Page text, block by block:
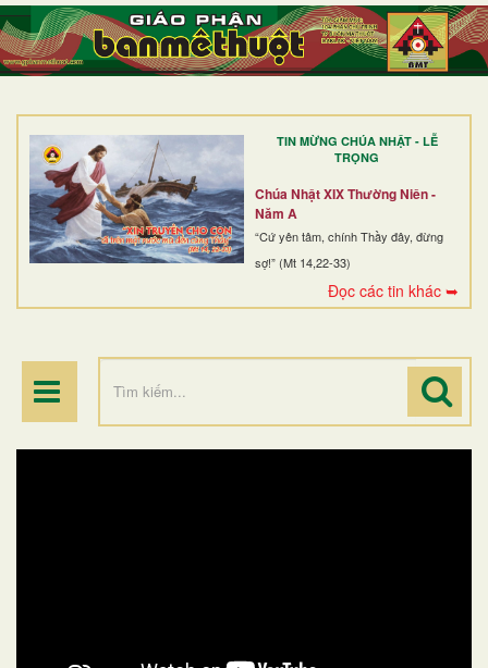
TIN MỪNG CHÚA NHẬT - LỄ
TRỌNG
Chúa Nhật XIX Thường Niên -
Năm A
“Cứ yên tâm, chính Thầy đây, đừng
sợ!” (Mt 14,22-33)
Đọc các tin khác ➥
TRANG NHẤT
GIỚI THIỆU
DÒNG TU
BAN MỤC VỤ
ĐOÀN THỂ CG